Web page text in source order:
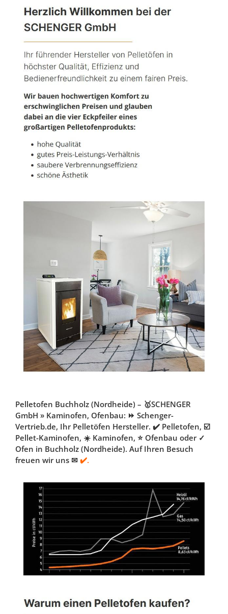
Pelletofen Buchholz (Nordheide) – 🥇SCHENGER
GmbH » Kaminofen, Ofenbau: ⏩ Schenger-
Vertrieb.de, Ihr Pelletöfen Hersteller. ✔️ Pelletofen, ☑️
Pellet-Kaminofen, ☀️ Kaminofen, ⭐ Ofenbau oder ✓
Ofen in Buchholz (Nordheide). Auf Ihren Besuch
freuen wir uns ✉ ✔️.